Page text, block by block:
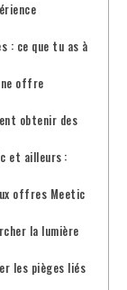
: ce que tu as à
offre
obtenir des
et ailleurs :
offres Meetic
la lumière
les pièges liés